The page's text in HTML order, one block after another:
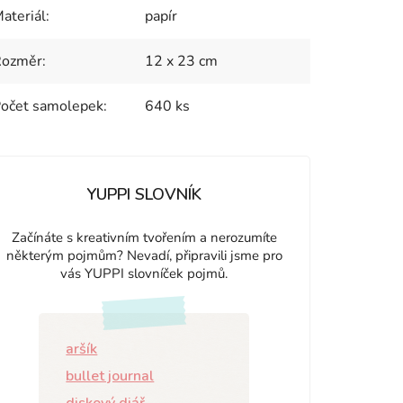
: papír
: 12 x 23 cm
samolepek: 640 ks
YUPPI SLOVNÍK
Začínáte s kreativním tvořením a nerozumíte
některým pojmům? Nevadí, připravili jsme pro
vás YUPPI slovníček pojmů.
aršík
bullet journal